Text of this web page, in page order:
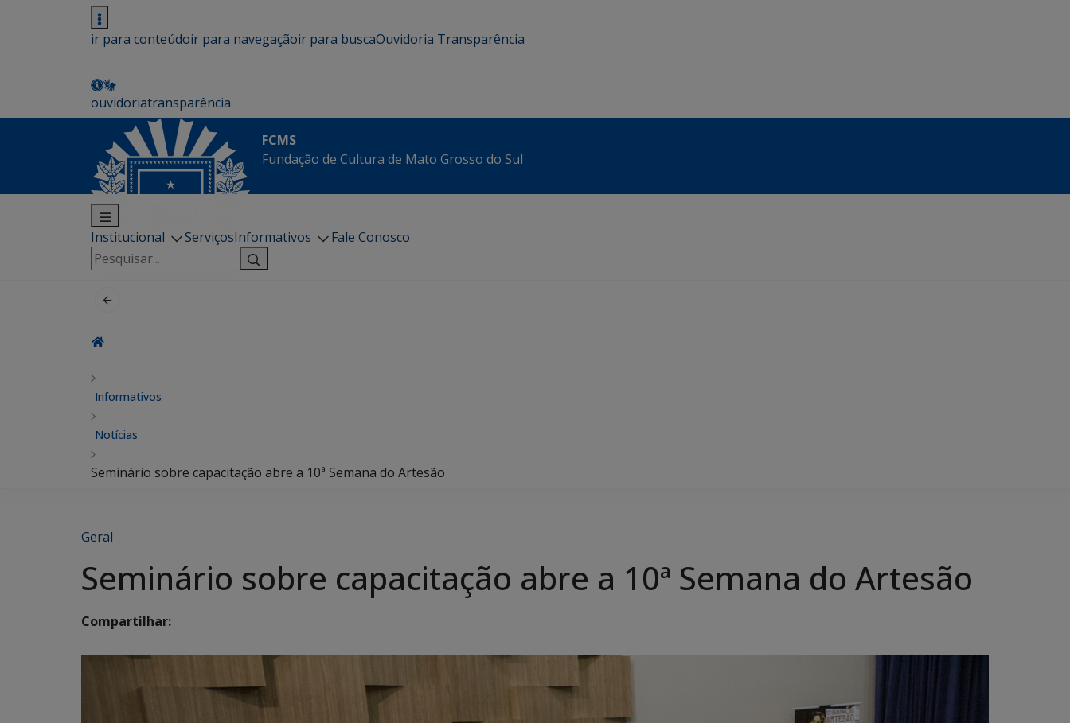
ir para conteúdoir para navegaçãoir para buscaOuvidoria Transparência
ouvidoriatransparência
FCMS
Fundação de Cultura de Mato Grosso do Sul
Institucional ServiçosInformativos
Fale Conosco
Pesquisar
por:
Informativos
Notícias
Seminário sobre capacitação abre a 10ª Semana do Artesão
Geral
Seminário sobre capacitação abre a 10ª Semana do Artesão
Compartilhar: